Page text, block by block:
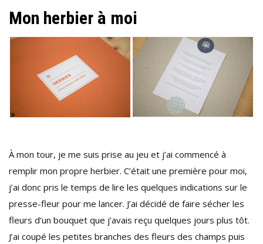
Mon herbier à moi
À mon tour, je me suis prise au jeu et j’ai commencé à
remplir mon propre herbier. C’était une première pour moi,
j’ai donc pris le temps de lire les quelques indications sur le
presse-fleur pour me lancer. J’ai décidé de faire sécher les
fleurs d’un bouquet que j’avais reçu quelques jours plus tôt.
J’ai coupé les petites branches des fleurs des champs puis